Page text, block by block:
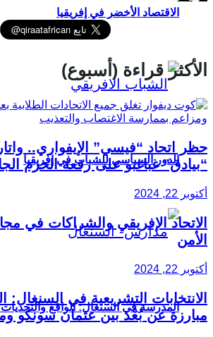
الاقتصاد الأخضر في إفريقيا
الدور السياسي للشباب في إفريقيا
المدرسة في السنغال: الواقع
الأكثر قراءة (أسبوع)
حظر اتحاد “فيسي” الإيفواري..
“بيادق” غباغبو على رقعة الحرم
أكتوبر 22, 2024
الاتحاد الإفريقي والشراكات في
الأمن
أكتوبر 22, 2024
الانتخابات التشريعية في السنغال:
مبارزة عن بُعْد بين عثمان سونكو